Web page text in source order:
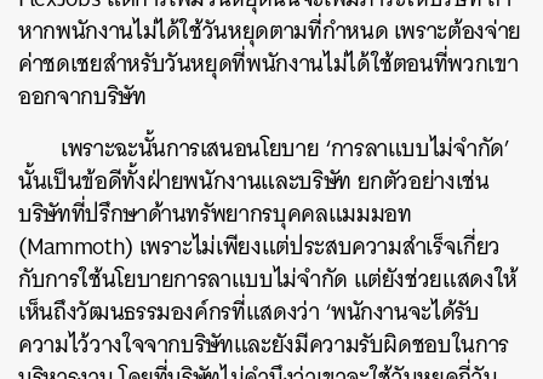
หากพนักงานไม่ได้ใช้วันหยุดตามที่กำหนด เพราะต้องจ่าย
ค่าชดเชยสำหรับวันหยุดที่พนักงานไม่ได้ใช้ตอนที่พวกเขา
ออกจากบริษัท
เพราะฉะนั้นการเสนอนโยบาย ‘การลาแบบไม่จำกัด’
นั้นเป็นข้อดีทั้งฝ่ายพนักงานและบริษัท ยกตัวอย่างเช่น
บริษัทที่ปรึกษาด้านทรัพยากรบุคคลแมมมอท
(Mammoth) เพราะไม่เพียงแต่ประสบความสำเร็จเกี่ยว
กับการใช้นโยบายการลาแบบไม่จำกัด แต่ยังช่วยแสดงให้
เห็นถึงวัฒนธรรมองค์กรที่แสดงว่า ‘พนักงานจะได้รับ
ความไว้วางใจจากบริษัทและยังมีความรับผิดชอบในการ
ค้นหา
SHARE TWEET LINE EMAIL